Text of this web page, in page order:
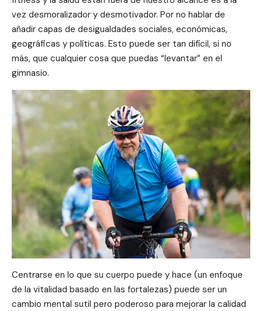
vez desmoralizador y desmotivador. Por no hablar de
añadir capas de desigualdades sociales, económicas,
geográficas y políticas. Esto puede ser tan difícil, si no
más, que cualquier cosa que puedas “levantar” en el
gimnasio.
Centrarse en lo que su cuerpo puede y hace (un enfoque
de la vitalidad basado en las fortalezas) puede ser un
cambio mental sutil pero poderoso para mejorar la calidad